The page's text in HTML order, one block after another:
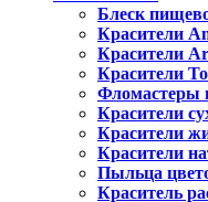
Блеск
Красители
Красители
Красители
Фломастеры
Красители
Красители
Красители
Пыльца
Краситель